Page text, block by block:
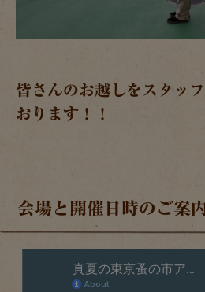
皆さんのお越しをスタッ
おります！！
会場と開催日時のご案